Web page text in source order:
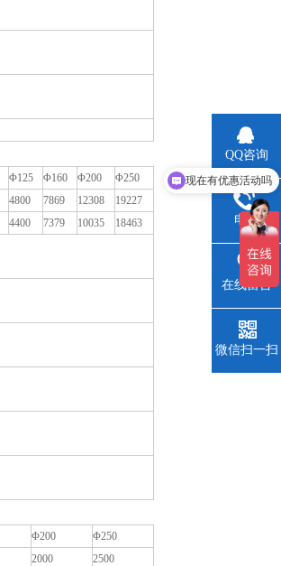
Φ125 Φ160 Φ200 Φ250
4800 7869 12308
19227
4400 7379 10035 18463
Φ200
Φ250
2000 2500
QQ咨询
电话
在线留言
微信扫一扫
可以介绍下你们的产品么
现在有优惠活动吗